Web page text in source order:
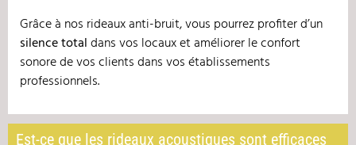
Grâce à nos rideaux anti-bruit, vous pourrez profiter d’un
silence totaldans vos locaux et améliorer le confort
sonore de vos clients dans vos établissements
professionnels.
Est-ce que les rideaux acoustiques sont efficaces